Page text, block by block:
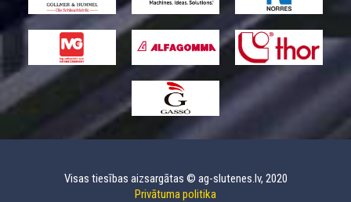
Visas tiesības aizsargātas © ag-slutenes.lv, 2020
Privātuma politika